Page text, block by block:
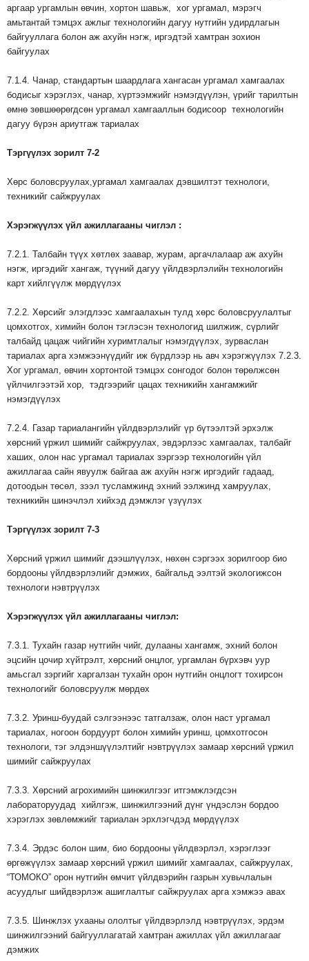
аргаар ургамлын өвчин, хортон шавьж, хог ургамал, мэрэгч
амьтантай тэмцэх ажлыг технологийн дагуу нутгийн удирдлагын
байгууллага болон аж ахуйн нэгж, иргэдтэй хамтран зохион
байгуулах
7.1.4. Чанар, стандартын шаардлага хангасан ургамал хамгаалах
бодисыг хэрэглэх, чанар, хүртээмжийг нэмэгдүүлэн, үрийг тарилтын
өмнө зөвшөөрөгдсөн ургамал хамгааллын бодисоор технологийн
дагуу бүрэн ариутгаж тариалах
Тэргүүлэх зорилт 7-2
Хөрс боловсруулах,ургамал хамгаалах дэвшилтэт технологи,
техникийг сайжруулах
Хэрэгжүүлэх үйл ажиллагааны чиглэл :
7.2.1. Талбайн түүх хөтлөх заавар, журам, аргачлалаар аж ахуйн
нэгж, иргэдийг хангаж, түүний дагуу үйлдвэрлэлийн технологийн
карт хийлгүүлж мөрдүүлэх
7.2.2. Хөрсийг элэгдлээс хамгаалахын тулд хөрс боловсруулалтыг
цомхотгох, химийн болон тэглэсэн технологид шилжиж, сүрлийг
талбайд цацаж чийгийн хуримтлалыг нэмэгдүүлэх, зурваслан
тариалах арга хэмжээнүүдийг иж бүрдлээр нь авч хэрэгжүүлэх 7.2.3.
Хог ургамал, өвчин хортонтой тэмцэх сонгодог болон төрөлжсөн
үйлчилгээтэй хор, тэдгээрийг цацах техникийн хангамжийг
нэмэгдүүлэх
7.2.4. Газар тариалангийн үйлдвэрлэлийг үр бүтээлтэй эрхэлж
хөрсний үржил шимийг сайжруулах, эвдэрлээс хамгаалах, талбайг
хаших, олон нас ургамал тариалах зэргээр технологийн үйл
ажиллагаа сайн явуулж байгаа аж ахуйн нэгж иргэдийг гадаад,
дотоодын төсөл, зээл тусламжинд эхний ээлжинд хамруулах,
техникийн шинэчлэл хийхэд дэмжлэг үзүүлэх
Тэргүүлэх зорилт 7-3
Хөрсний үржил шимийг дээшлүүлэх, нөхөн сэргээх зорилгоор био
бордооны үйлдвэрлэлийг дэмжих, байгальд ээлтэй экологижсон
технологи нэвтрүүлэх
Хэрэгжүүлэх үйл ажиллагааны чиглэл:
7.3.1. Тухайн газар нутгийн чийг, дулааны хангамж, эхний болон
эцсийн цочир хүйтрэлт, хөрсний онцлог, ургамлан бүрхэвч уур
амьсгал зэргийг харгалзан тухайн орон нутгийн онцлогт тохирсон
технологийг боловсруулж мөрдөх
7.3.2. Уринш-буудай сэлгээнээс татгалзаж, олон наст ургамал
тариалах, ногоон бордуурт болон химийн уринш, цомхотгосон
технологи, тэг элдэншүүлэлтийг нэвтрүүлэх замаар хөрсний үржил
шимийг сайжруулах
7.3.3. Хөрсний агрохимийн шинжилгээг итгэмжлэгдсэн
лабораторуудад хийлгэж, шинжилгээний дүнг үндэслэн бордоо
хэрэглэх зөвлөмжийг тариалан эрхлэгчдэд мөрдүүлэх
7.3.4. Эрдэс болон шим, био бордооны үйлдвэрлэл, хэрэглээг
өргөжүүлэх замаар хөрсний үржил шимийг хамгаалах, сайжруулах,
“ТОМОКО” орон нутгийн өмчит үйлдвэрийн газрын хувьчлалын
асуудлыг шийдвэрлэж ашиглалтыг сайжруулах арга хэмжээ авах
7.3.5. Шинжлэх ухааны ололтыг үйлдвэрлэлд нэвтрүүлэх, эрдэм
шинжилгээний байгууллагатай хамтран ажиллах үйл ажиллагааг
дэмжих